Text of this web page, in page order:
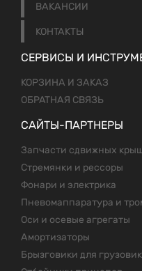
ВАКАНСИИ
КОНТАКТЫ
СЕРВИСЫ И
КОРЗИНА И ЗАКАЗ
ОБРАТНАЯ СВЯЗЬ
САЙТЫ-ПАРТНЕРЫ
Запчасти сдвижных
Стремянки и рессоры
Фонари и электрика
Пневомаппаратура и
Оси и осевые агрегаты
Амортизаторы
Брызговики для